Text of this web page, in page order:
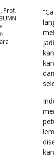
Prof.